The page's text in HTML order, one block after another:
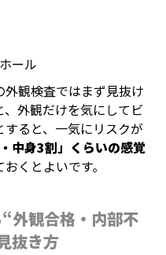
ール
観検査ではまず見抜け
外観だけを気にしてビ
ると、一気にリスクが
中身3割」くらいの感覚
くとよいです。
外観合格・内部不
抜き方